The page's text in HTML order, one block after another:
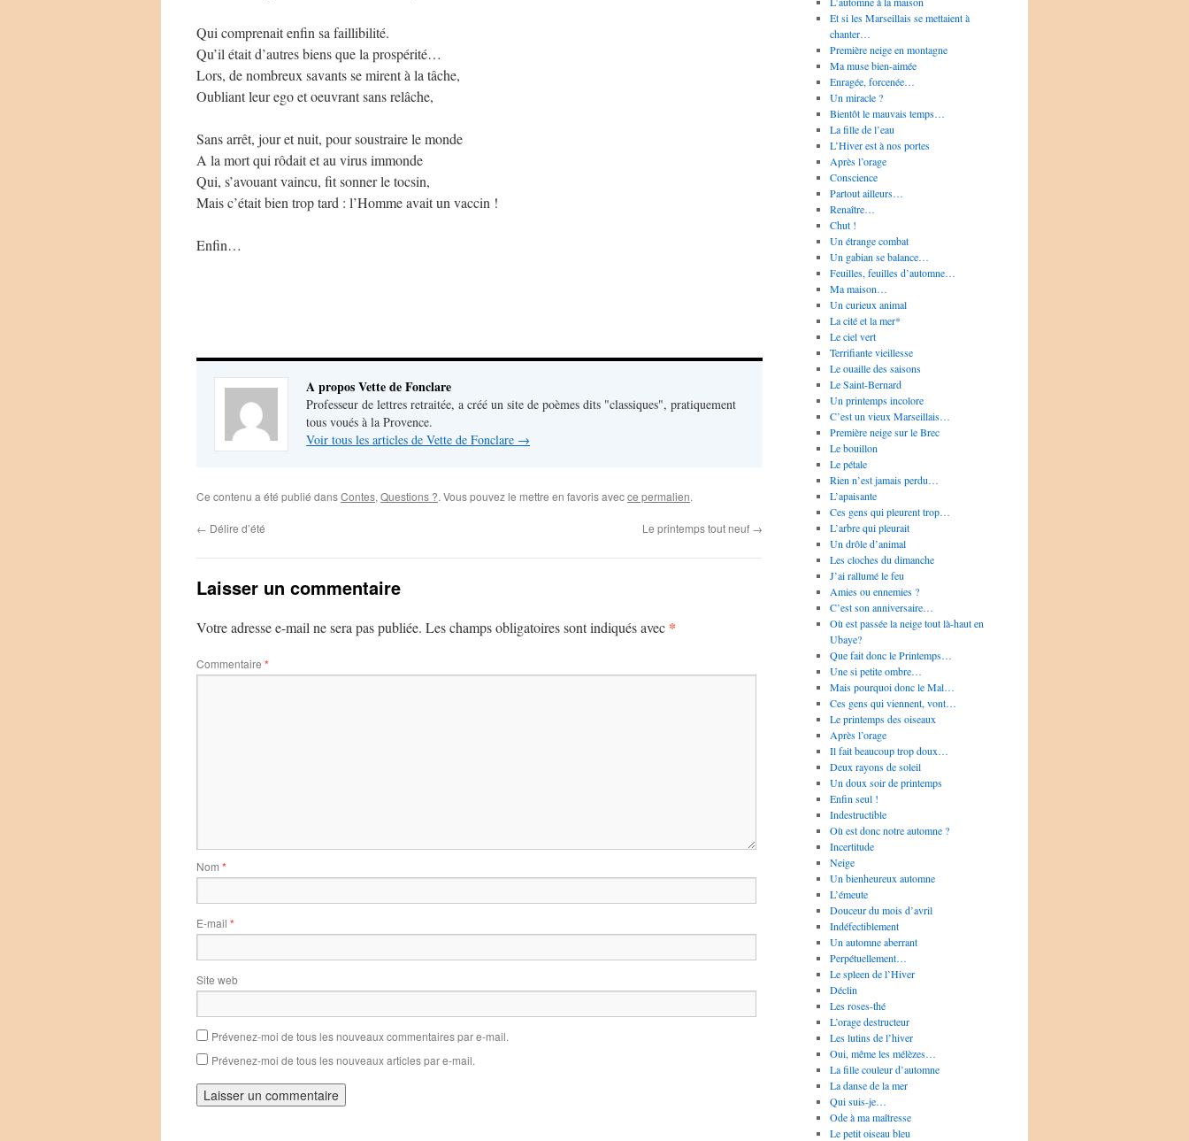
Qui comprenait enfin sa faillibilité.
Qu’il était d’autres biens que la prospérité…
Lors, de nombreux savants se mirent à la tâche,
Oubliant leur ego et oeuvrant sans relâche,
Sans arrêt, jour et nuit, pour soustraire le monde
A la mort qui rôdait et au virus immonde
Qui, s’avouant vaincu, fit sonner le tocsin,
Mais c’était bien trop tard : l’Homme avait un vaccin !
Enfin…
A propos Vette de Fonclare
Professeur de lettres retraitée, a créé un site de poèmes dits "classiques", pratiquement
tous voués à la Provence.
Voir tous les articles de Vette de Fonclare →
Ce contenu a été publié dansContes, Questions ?. Vous pouvez le mettre en favoris avecce permalien.
← Délire d’été Le printemps tout neuf →
Laisser un commentaire
Votre adresse e-mail ne sera pas publiée. Les champs obligatoires sont indiqués avec *
Commentaire *
Nom *
E-mail *
Site web
Prévenez-moi de tous les nouveaux commentaires par e-mail.
Prévenez-moi de tous les nouveaux articles par e-mail.
Et si les Marseillais se mettaient à
chanter…
Première neige en montagne
Ma muse bien-aimée
Enragée, forcenée…
Un miracle ?
Bientôt le mauvais temps…
La fille de l’eau
L’Hiver est à nos portes
Après l’orage
Conscience
Partout ailleurs…
Renaître…
Chut !
Un étrange combat
Un gabian se balance…
Feuilles, feuilles d’automne…
Ma maison…
Un curieux animal
La cité et la mer*
Le ciel vert
Terrifiante vieillesse
Le ouaille des saisons
Le Saint-Bernard
Un printemps incolore
C’est un vieux Marseillais…
Première neige sur le Brec
Le bouillon
Le pétale
Rien n’est jamais perdu…
L’apaisante
Ces gens qui pleurent trop…
L’arbre qui pleurait
Un drôle d’animal
Les cloches du dimanche
J’ai rallumé le feu
Amies ou ennemies ?
C’est son anniversaire…
Où est passée la neige tout là-haut en
Ubaye?
Que fait donc le Printemps…
Une si petite ombre…
Mais pourquoi donc le Mal…
Ces gens qui viennent, vont…
Le printemps des oiseaux
Après l’orage
Il fait beaucoup trop doux…
Deux rayons de soleil
Un doux soir de printemps
Enfin seul !
Indestructible
Où est donc notre automne ?
Incertitude
Neige
Un bienheureux automne
L’émeute
Douceur du mois d’avril
Indéfectiblement
Un automne aberrant
Perpétuellement…
Le spleen de l’Hiver
Déclin
Les roses-thé
L’orage destructeur
Les lutins de l’hiver
Oui, même les mélèzes…
La fille couleur d’automne
La danse de la mer
Qui suis-je…
Ode à ma maîtresse
Le petit oiseau bleu